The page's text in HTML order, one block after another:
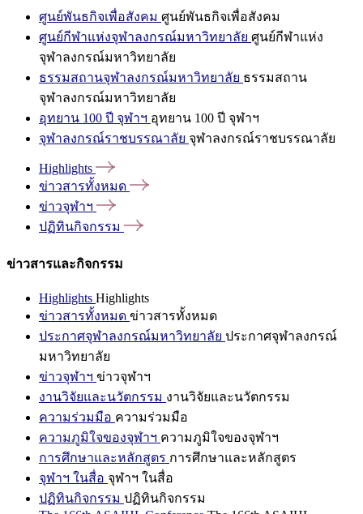
ศูนย์พันธกิจเพื่อสังคม ศูนย์พันธกิจเพื่อสังคม
ศูนย์กีฬาแห่งจุฬาลงกรณ์มหาวิทยาลัย ศูนย์กีฬาแห่ง
จุฬาลงกรณ์มหาวิทยาลัย
ธรรมสถานจุฬาลงกรณ์มหาวิทยาลัย ธรรมสถาน
จุฬาลงกรณ์มหาวิทยาลัย
อุทยาน 100 ปี จุฬาฯ อุทยาน 100 ปี จุฬาฯ
จุฬาลงกรณ์ราชบรรณาลัย จุฬาลงกรณ์ราชบรรณาลัย
Highlights
ข่าวสารทั้งหมด
ข่าวจุฬาฯ
ปฏิทินกิจกรรม
ข่าวสารและกิจกรรม
Highlights Highlights
ข่าวสารทั้งหมด ข่าวสารทั้งหมด
ประกาศจุฬาลงกรณ์มหาวิทยาลัย ประกาศจุฬาลงกรณ์
มหาวิทยาลัย
ข่าวจุฬาฯ ข่าวจุฬาฯ
งานวิจัยและนวัตกรรม งานวิจัยและนวัตกรรม
ความร่วมมือ ความร่วมมือ
ความภูมิใจของจุฬาฯ ความภูมิใจของจุฬาฯ
การศึกษาและหลักสูตร การศึกษาและหลักสูตร
จุฬาฯ ในสื่อ จุฬาฯ ในสื่อ
ปฏิทินกิจกรรม ปฏิทินกิจกรรม